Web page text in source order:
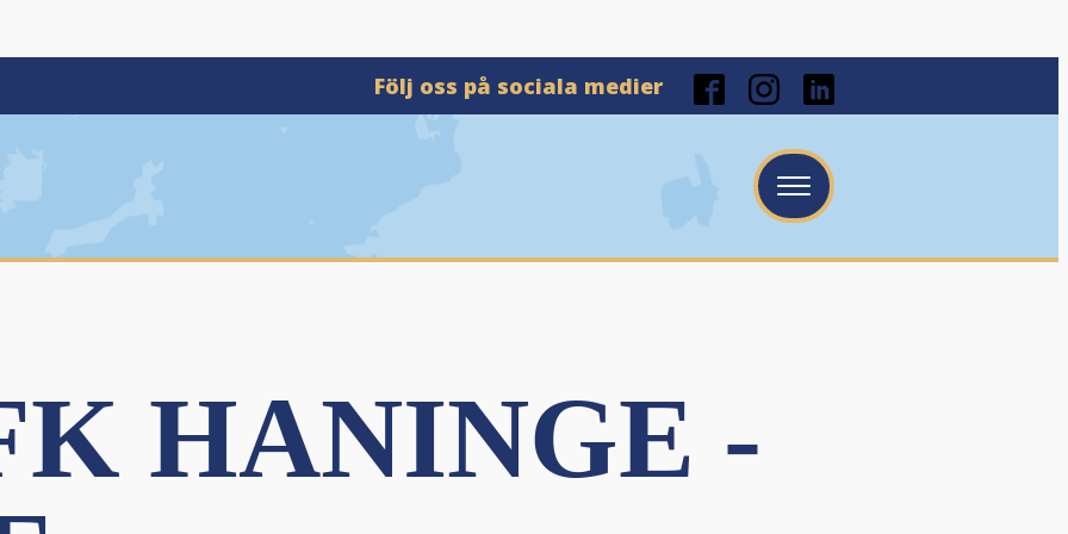
Följ oss på sociala medier
HANINGE -